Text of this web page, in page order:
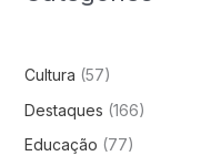
Cultura (57)
Destaques (166)
Educação (77)